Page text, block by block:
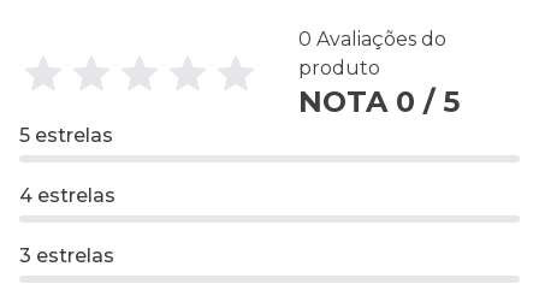
0 Avaliações do
produto
NOTA 0 / 5
5 estrelas
4 estrelas
3 estrelas